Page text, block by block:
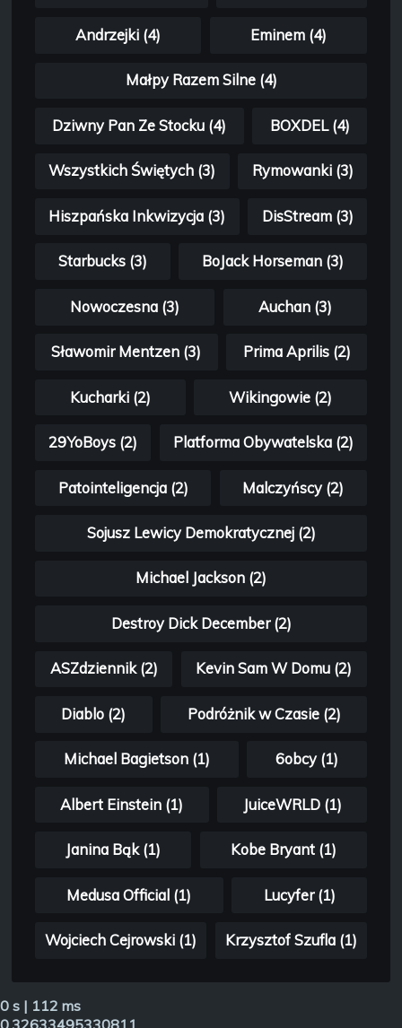
Andrzejki (4) Eminem (4)
Małpy Razem Silne (4)
Dziwny Pan Ze Stocku (4) BOXDEL (4)
Wszystkich Świętych (3) Rymowanki (3)
Hiszpańska Inkwizycja (3) DisStream (3)
Starbucks (3) BoJack Horseman (3)
Nowoczesna (3) Auchan (3)
Sławomir Mentzen (3) Prima Aprilis (2)
Kucharki (2) Wikingowie (2)
29YoBoys (2) Platforma Obywatelska (2)
Patointeligencja (2) Malczyńscy (2)
Sojusz Lewicy Demokratycznej (2)
Michael Jackson (2)
Destroy Dick December (2)
ASZdziennik (2) Kevin Sam W Domu (2)
Diablo (2) Podróżnik w Czasie (2)
Michael Bagietson (1) 6obcy (1)
Albert Einstein (1) JuiceWRLD (1)
Janina Bąk (1) Kobe Bryant (1)
Medusa Official (1) Lucyfer (1)
Wojciech Cejrowski (1) Krzysztof Szufla (1)
0 s | 112 ms